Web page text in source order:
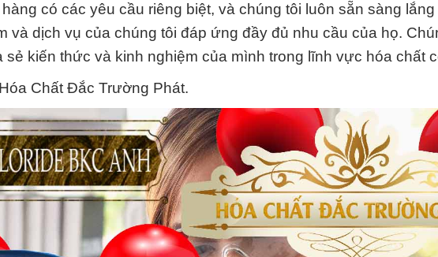
có các yêu cầu riêng biệt, và chúng tôi luôn sẵn sàng
và dịch vụ của chúng tôi đáp ứng đầy đủ nhu cầu của họ.
kiến thức và kinh nghiệm của mình trong lĩnh vực hóa chất
Chất Đắc Trường Phát.